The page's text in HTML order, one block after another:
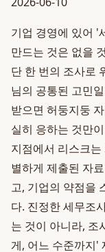
기업 경영에 있어 '
만드는 것은 없을
단 한 번의 조사로
님의 공통된 고민
받으면 허둥지둥
실히 응하는 것만
지점에서 리스크
별하게 제출된 자
고, 기업의 약점을
다. 진정한 세무조
는 것이 아니라, 조
게, 어느 수준까지'